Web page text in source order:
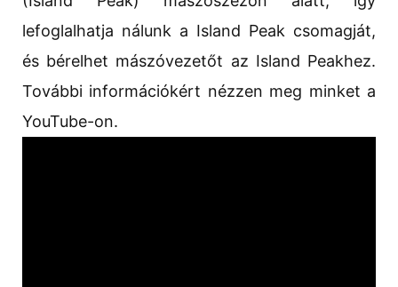
lefoglalhatja nálunk a Island Peak csomagját,
és bérelhet mászóvezetőt az Island Peakhez.
További információkért nézzen meg minket a
YouTube-on.